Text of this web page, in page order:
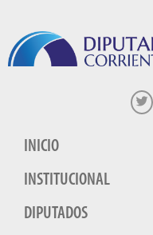
INICIO
INSTITUCIONAL
DIPUTADOS